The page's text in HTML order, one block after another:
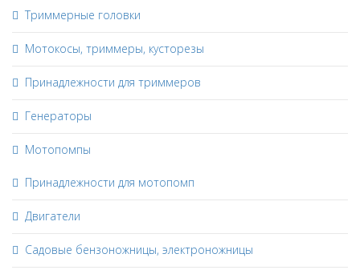
Триммерные головки
Мотокосы, триммеры, кусторезы
Принадлежности для триммеров
Генераторы
Мотопомпы
Принадлежности для мотопомп
Двигатели
Садовые бензоножницы, электроножницы